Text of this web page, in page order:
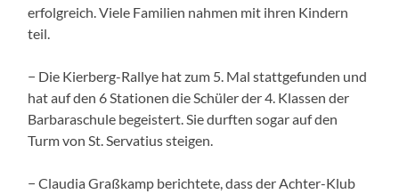
erfolgreich. Viele Familien nahmen mit ihren Kindern
teil.
− Die Kierberg-Rallye hat zum 5. Mal stattgefunden und
hat auf den 6 Stationen die Schüler der 4. Klassen der
Barbaraschule begeistert. Sie durften sogar auf den
Turm von St. Servatius steigen.
− Claudia Graßkamp berichtete, dass der Achter-Klub